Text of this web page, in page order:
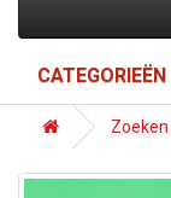
CATEGORIEËN
Zoeken